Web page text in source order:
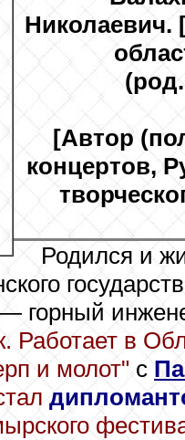
Николаевич.
[Автор
концертов,
Родился и
горный
в
и молот"с